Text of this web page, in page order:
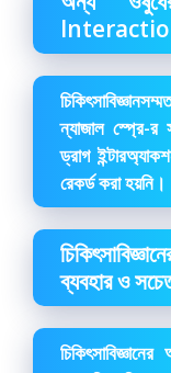
ন্যাজাল স্প্রে-র
ড্রাগ
রেকর্ড করা হয়নি।
ব্যবহার ও